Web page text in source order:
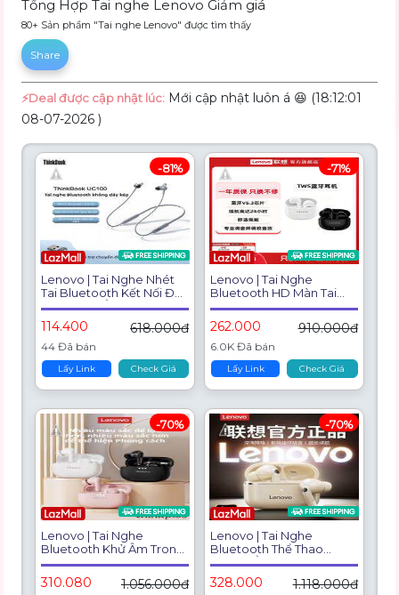
Tổng Hợp Tai nghe Lenovo Giảm giá
80+ Sản phẩm "Tai nghe Lenovo" được tìm thấy
Share
⚡️Deal được cập nhật lúc: Mới cập nhật luôn á 😆 (18:12:01
08-07-2026 )
Lenovo | Tai Nghe Nhét
Tai Bluetooth Kết Nối Đôi
Hủy Tiếng Ồn
114.400 618.000đ
44 Đã bán
Lấy Link Check Giá
-81%
Lenovo | Tai Nghe
Bluetooth HD Màn Tai
Thoải Mái
262.000 910.000đ
6.0K Đã bán
Lấy Link Check Giá
-71%
Lenovo | Tai Nghe
Bluetooth Khử Âm Trong
Tai
310.080
1.056.000đ
-70%
Lenovo | Tai Nghe
Bluetooth Thể Thao
Chống Ồn Chất Lượng
Cao
328.000 1.118.000đ
-70%